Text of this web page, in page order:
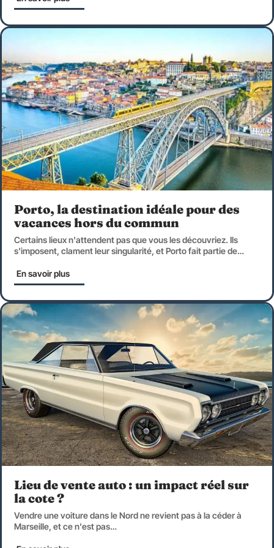
Porto, la destination idéale pour des
vacances hors du commun
Certains lieux n'attendent pas que vous les découvriez. Ils
s'imposent, clament leur singularité, et Porto fait partie de…
En savoir plus
Lieu de vente auto : un impact réel sur
la cote ?
Vendre une voiture dans le Nord ne revient pas à la céder à
Marseille, et ce n'est pas…